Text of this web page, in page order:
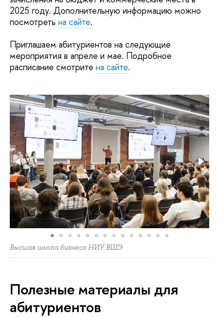
2025 году. Дополнительную информацию можно
посмотреть на сайте.
Приглашаем абитуриентов на следующие
мероприятия в апреле и мае. Подробное
расписание смотрите на сайте.
Высшая школа бизнеса НИУ ВШЭ
Полезные материалы для
абитуриентов